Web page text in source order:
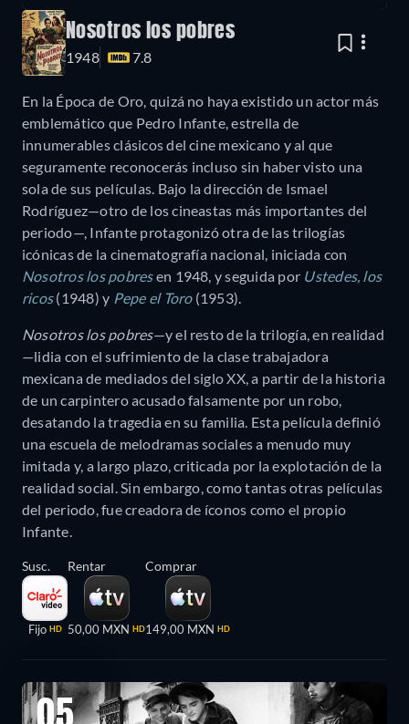
Nosotros los pobres
1948 7.8
En la Época de Oro, quizá no haya existido un actor más
emblemático que Pedro Infante, estrella de
innumerables clásicos del cine mexicano y al que
seguramente reconocerás incluso sin haber visto una
sola de sus películas. Bajo la dirección de Ismael
Rodríguez—otro de los cineastas más importantes del
periodo—, Infante protagonizó otra de las trilogías
icónicas de la cinematografía nacional, iniciada con
Nosotros los pobresen 1948, y seguida por Ustedes, los
ricos(1948) y Pepe el Toro(1953).
Nosotros los pobres—y el resto de la trilogía, en realidad
—lidia con el sufrimiento de la clase trabajadora
mexicana de mediados del siglo XX, a partir de la historia
de un carpintero acusado falsamente por un robo,
desatando la tragedia en su familia. Esta película definió
una escuela de melodramas sociales a menudo muy
imitada y, a largo plazo, criticada por la explotación de la
realidad social. Sin embargo, como tantas otras películas
del periodo, fue creadora de íconos como el propio
Infante.
Susc.
Fijo HD
Rentar
50,00 MXN HD
Comprar
149,00 MXN HD